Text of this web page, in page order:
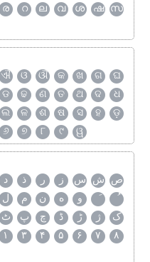
ര റ ല വ ശ ഷ
സ
ଐ ଓ ଔ କ ଖ ଗ
ଘ
ଡ ଢ ଣ ତ ଥ ଦ
ଧ
ଲ ଳ ଶ ଷ ସ ହ
ଡ଼
୬ ୭ ୮ ୯ ୱ
د ذ ر ز س ش ص
ل م ن ه
و
ٹ پ چ ڈ ڑ ژ
ک
۱ ۳ ۴ ۵ ۶ ۷
۸